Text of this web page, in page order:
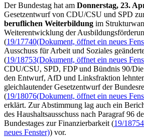
Der Bundestag hat am Donnerstag, 23.
Gesetzentwurf von CDU/CSU und SPD
beruflichen Weiterbildung im
Weiterentwicklung der
(19/17740(Dokument, öffnet ein neues
Ausschuss für Arbeit und Soziales
(19/18753(Dokument, öffnet ein neues
CDU/CSU, SPD, FDP und Bündnis 90/
den Entwurf, AfD und Linksfraktion
gleichlautender Gesetzentwurf der
(19/18076(Dokument, öffnet ein neues
erklärt. Zur Abstimmung lag auch ein
des Haushaltsausschuss nach Paragraf 96
Bundestages zur Finanzierbarkeit (19/18754
neues Fenster)) vor.